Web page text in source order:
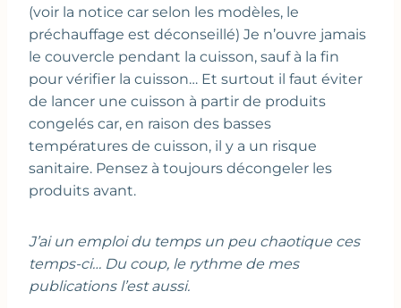
(voir la notice car selon les modèles, le
préchauffage est déconseillé) Je n’ouvre jamais
le couvercle pendant la cuisson, sauf à la fin
pour vérifier la cuisson… Et surtout il faut éviter
de lancer une cuisson à partir de produits
congelés car, en raison des basses
températures de cuisson, il y a un risque
sanitaire. Pensez à toujours décongeler les
produits avant.
J’ai un emploi du temps un peu chaotique ces
temps-ci… Du coup, le rythme de mes
publications l’est aussi.